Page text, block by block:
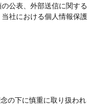
公表、外部送信に関する
社における個人情報保護
の下に慎重に取り扱われ